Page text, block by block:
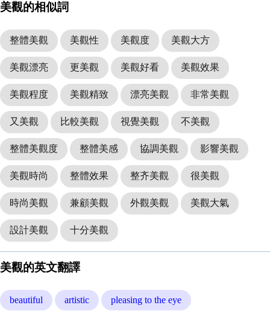
美觀的相似詞
整體美觀 美觀性 美觀度 美觀大方
美觀漂亮 更美觀 美觀好看 美觀效果
美觀程度 美觀精致 漂亮美觀 非常美觀
又美觀 比較美觀 視覺美觀 不美觀
整體美觀度 整體美感 協調美觀 影響美觀
美觀時尚 整體效果 整齐美觀 很美觀
時尚美觀 兼顧美觀 外觀美觀 美觀大氣
設計美觀 十分美觀
美觀的英文翻譯
beautiful artistic pleasing to the eye